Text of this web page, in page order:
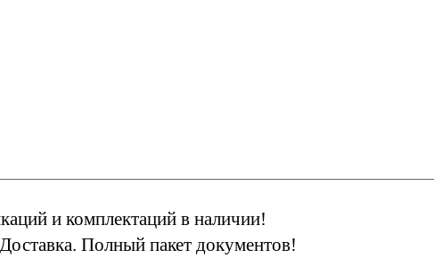
и комплектаций в наличии!
Полный пакет документов!